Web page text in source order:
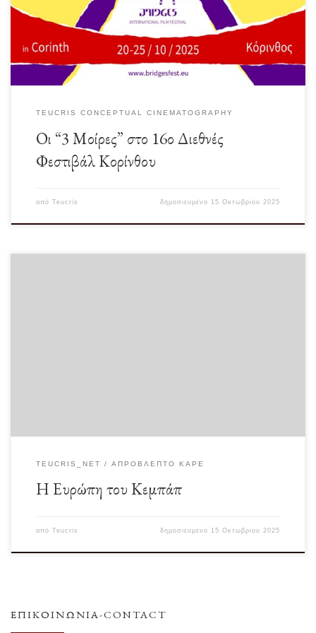
TEUCRIS CONCEPTUAL CINEMATOGRAPHY
Οι “3 Μοίρες” στο 16ο Διεθνές
Φεστιβάλ Κορίνθου
από Teucris δημοσιευμένο 15 Οκτωβρίου 2025
TEUCRIS_NET ΑΠΡΌΒΛΕΠΤΟ ΚΑΡΈ
Η Ευρώπη του Κεμπάπ
από Teucris δημοσιευμένο 15 Οκτωβρίου 2025
ΕΠΙΚΟΙΝΩΝΊΑ-CONTACT